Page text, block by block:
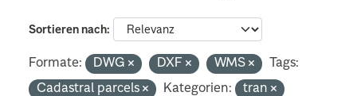
Sortieren nach
Formate: DWG DXF WMS
Tags:
Cadastral parcels
Kategorien:
tran